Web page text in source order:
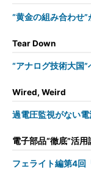
“黄金の組み合わせ
Tear Down
“アナログ技術大国
Wired, Weird
過電圧監視がない
電子部品“徹底”活用
フェライト編第4回